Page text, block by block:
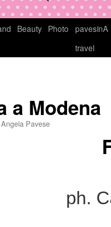
Beauty Photo
pavesinA
travel
a Modena
Angela Pavese
ph.